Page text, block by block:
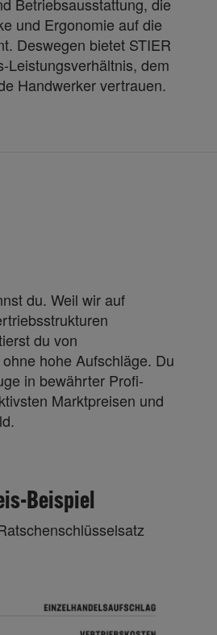
und Ergonomie auf die
Deswegen bietet STIER
Leistungsverhältnis, dem
Handwerker vertrauen.
du. Weil wir auf
du von
hohe Aufschläge. Du
in bewährter Profi-
Marktpreisen und
Beispiel